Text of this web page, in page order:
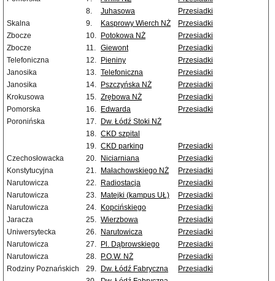
8.
Juhasowa
Przesiadki
Skalna
9. Kasprowy Wierch NŻ
Przesiadki
Zbocze
10. Potokowa NŻ
Przesiadki
Zbocze
11. Giewont
Przesiadki
Telefoniczna
12. Pieniny
Przesiadki
Janosika
13. Telefoniczna
Przesiadki
Janosika
14. Pszczyńska NŻ
Przesiadki
Krokusowa
15. Zrębowa NŻ
Przesiadki
Pomorska
16. Edwarda
Przesiadki
Poronińska
17.
Dw. Łódź Stoki NŻ
18. CKD szpital
19. CKD parking
Przesiadki
Czechosłowacka
20. Niciarniana
Przesiadki
Konstytucyjna
21. Małachowskiego NŻ
Przesiadki
Narutowicza
22. Radiostacja
Przesiadki
Narutowicza
23. Matejki (kampus UŁ)
Przesiadki
Narutowicza
24. Kopcińskiego
Przesiadki
Jaracza
25. Wierzbowa
Przesiadki
Uniwersytecka
26. Narutowicza
Przesiadki
Narutowicza
27. Pl. Dąbrowskiego
Przesiadki
Narutowicza
28. P.O.W. NŻ
Przesiadki
Rodziny Poznańskich
29. Dw. Łódź Fabryczna
Przesiadki